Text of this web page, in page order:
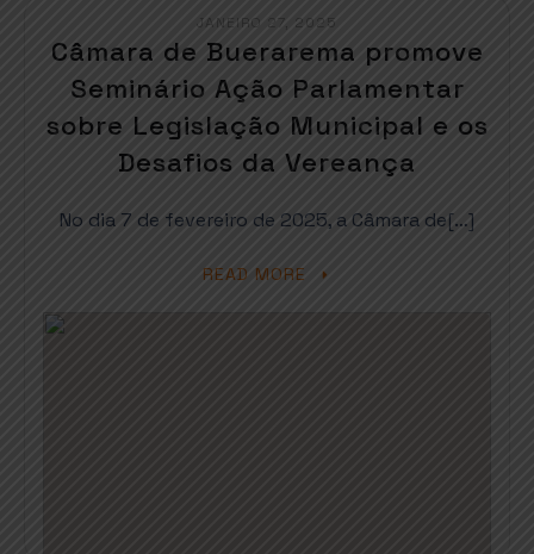
JANEIRO 27, 2025
Câmara de Buerarema promove
Seminário Ação Parlamentar
sobre Legislação Municipal e os
Desafios da Vereança
No dia 7 de fevereiro de 2025, a Câmara de[…]
READ MORE